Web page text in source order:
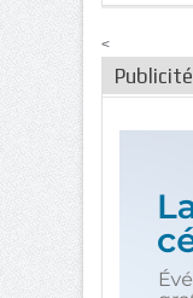
<
Publicité